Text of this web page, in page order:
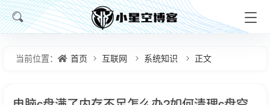
当前位置： 首页 互联网 系统知识 正文